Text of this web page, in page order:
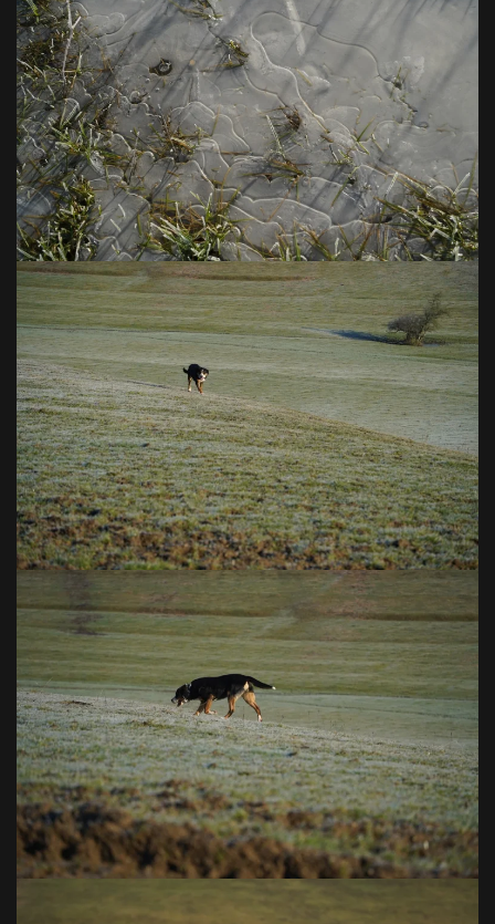
VOIR EN GRAND
VOIR EN GRAND
VOIR EN GRAND